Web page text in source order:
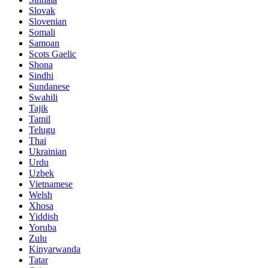
Slovak
Slovenian
Somali
Samoan
Scots Gaelic
Shona
Sindhi
Sundanese
Swahili
Tajik
Tamil
Telugu
Thai
Ukrainian
Urdu
Uzbek
Vietnamese
Welsh
Xhosa
Yiddish
Yoruba
Zulu
Kinyarwanda
Tatar